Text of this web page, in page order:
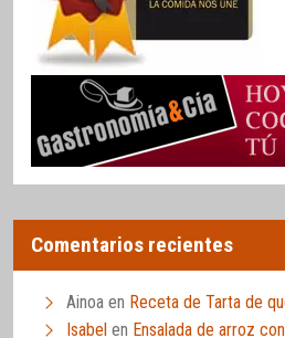
Comentarios recientes
Ainoa en Receta de Tarta de
Isabel en Ensalada de arroz